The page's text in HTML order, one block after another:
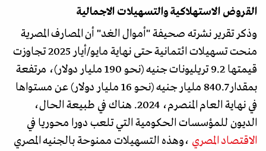
القروض الاستهلاكية والتسهيلات الاجمالية
وذكر تقرير نشرته صحيفة "أموال الغد" أن المصارف المصرية
منحت تسهيلات ائتمانية حتى نهاية مايو/أيار 2025 تجاوزت
قيمتها 9.2 تريليونات جنيه (نحو 190 مليار دولار)، مرتفعة
بمقدار 840.7 مليار جنيه (نحو 16 مليار دولار) عن مستواها
في نهاية العام المنصرم، 2024. هناك في طبيعة الحال،
الديون للمؤسسات الحكومية التي تلعب دورا محوريا في
الاقتصاد المصري ،وهذه التسهيلات ممنوحة بالجنيه المصري